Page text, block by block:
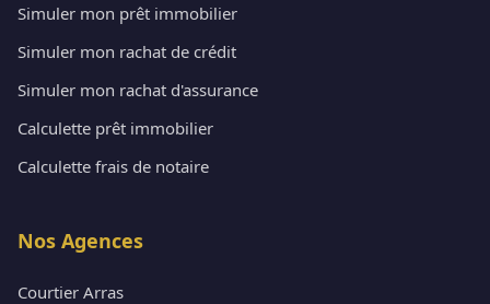
Simuler mon prêt immobilier
Simuler mon rachat de crédit
Simuler mon rachat d'assurance
Calculette prêt immobilier
Calculette frais de notaire
Nos Agences
Courtier Arras